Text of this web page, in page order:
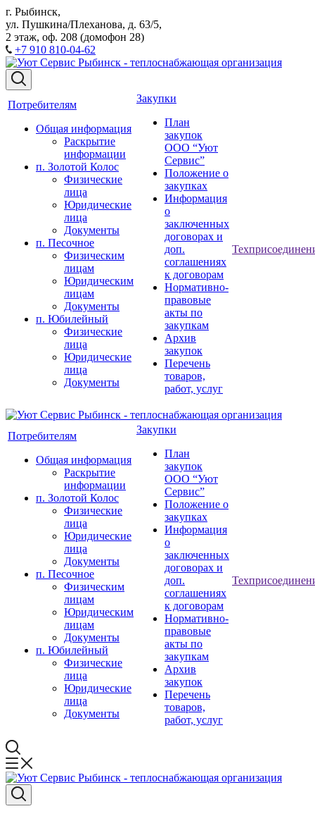
г. Рыбинск,
ул. Пушкина/Плеханова, д. 63/5,
2 этаж, оф. 208 (домофон 28)
+7 910 810-04-62
Потребителям
Общая информация
Раскрытие
информации
п. Золотой Колос
Физические
лица
Юридические
лица
Документы
п. Песочное
Физическим
лицам
Юридическим
лицам
Документы
п. Юбилейный
Физические
лица
Юридические
лица
Документы
Закупки
План
закупок
ООО “Уют
Сервис”
Положение о
закупках
Информация
о
заключенных
договорах и
доп.
соглашениях
к договорам
Нормативно-
правовые
акты по
закупкам
Архив
закупок
Перечень
товаров,
работ, услуг
Потребителям
Общая информация
Раскрытие
информации
п. Золотой Колос
Физические
лица
Юридические
лица
Документы
п. Песочное
Физическим
лицам
Юридическим
лицам
Документы
п. Юбилейный
Физические
лица
Юридические
лица
Документы
Закупки
План
закупок
ООО “Уют
Сервис”
Положение о
закупках
Информация
о
заключенных
договорах и
доп.
соглашениях
к договорам
Нормативно-
правовые
акты по
закупкам
Архив
закупок
Перечень
товаров,
работ, услуг